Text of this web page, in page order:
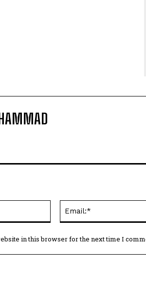
in this browser for the next time I